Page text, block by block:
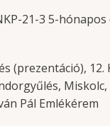
21-3 5-
(prezentáció),
Pál Emlékérem